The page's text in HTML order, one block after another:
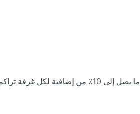
ما يصل إلى 10٪ من إضافية لكل غرفة تراكم